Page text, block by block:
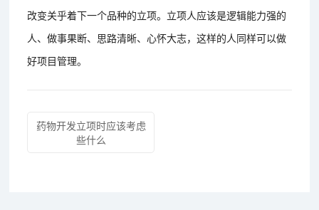
改变关乎着下一个品种的立项。立项人应该是逻辑能力强的
人、做事果断、思路清晰、心怀大志，这样的人同样可以做
好项目管理。
药物开发立项时应该考虑
些什么